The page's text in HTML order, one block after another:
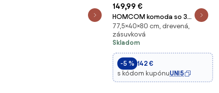
149,99 €
HOMCOM komoda so 3
zásuvkami v severskom štýle s
antikolíznym systémom, s
drážkovanými panelmi a
kovovými úchytkami pre
obývaciu izbu a predsieň 80x40
77,5×40×80 cm, drevená,
zásuvková
Skladom
-5 % 142 €
s kódom kupónuUNI5